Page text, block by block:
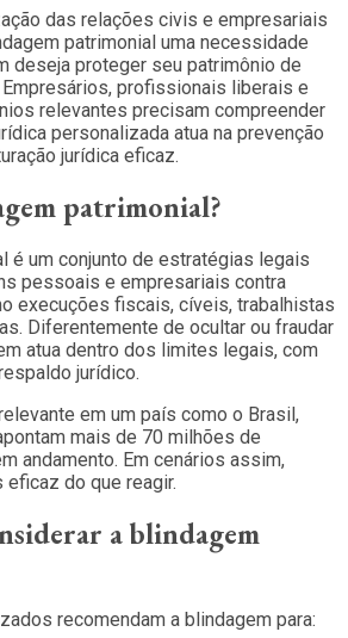
das relações civis e empresariais
patrimonial uma necessidade
deseja proteger seu patrimônio de
profissionais liberais e
relevantes precisam compreender
personalizada atua na prevenção
jurídica eficaz.
patrimonial?
é um conjunto de estratégias legais
pessoais e empresariais contra
execuções fiscais, cíveis, trabalhistas
Diferentemente de ocultar ou fraudar
atua dentro dos limites legais, com
jurídico.
em um país como o Brasil,
mais de 70 milhões de
andamento. Em cenários assim,
do que reagir.
a blindagem
recomendam a blindagem para: